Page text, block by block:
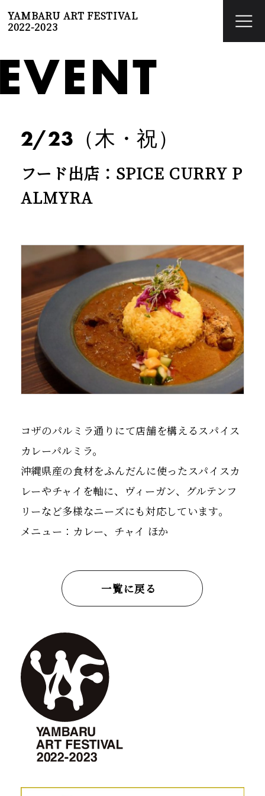
YAMBARU ART FESTIVAL
2022-2023
2/23（木・祝）
フード出店：SPICE CURRY P
ALMYRA
コザのパルミラ通りにて店舗を構えるスパイス
カレーパルミラ。
沖縄県産の食材をふんだんに使ったスパイスカ
レーやチャイを軸に、ヴィーガン、 グルテンフ
リーなど多様なニーズにも対応しています。
メニュー：カレー、チャイ ほか
一覧に戻る